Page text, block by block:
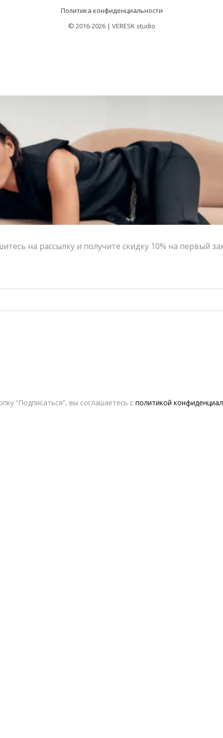
Политика конфиденциальности
© 2016-2026 | VERESK studio
на рассылку и получите скидку 10% на первый
“Подписаться”, вы соглашаетесь с политикой